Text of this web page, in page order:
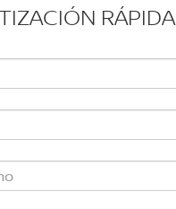
RÁPIDA